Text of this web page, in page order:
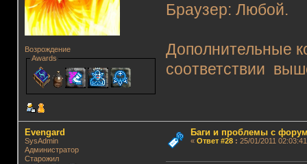
Возрождение
Awards
Браузер: Любой.
Дополнительные
соответствии
Evengard
SysAdmin
Администратор
Старожил
Баги и проблемы с
« Ответ #28: 25/01/2011